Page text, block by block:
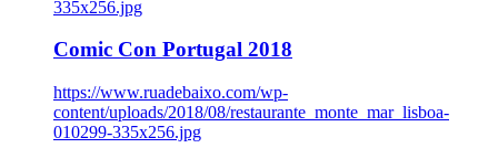
335x256.jpg
Comic Con Portugal 2018
https://www.ruadebaixo.com/wp-
content/uploads/2018/08/restaurante_monte_mar_lisboa-
010299-335x256.jpg